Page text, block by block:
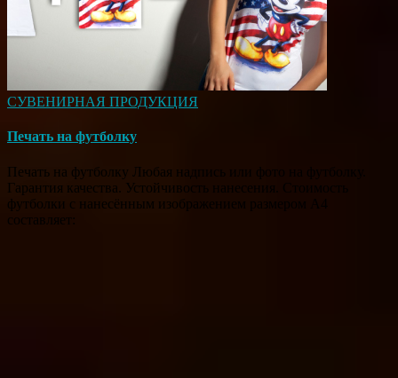
СУВЕНИРНАЯ ПРОДУКЦИЯ
Печать на футболку
Печать на футболку Любая надпись или фото на футболку.
Гарантия качества. Устойчивость нанесения. Стоимость
футболки с нанесённым изображением размером А4
составляет: